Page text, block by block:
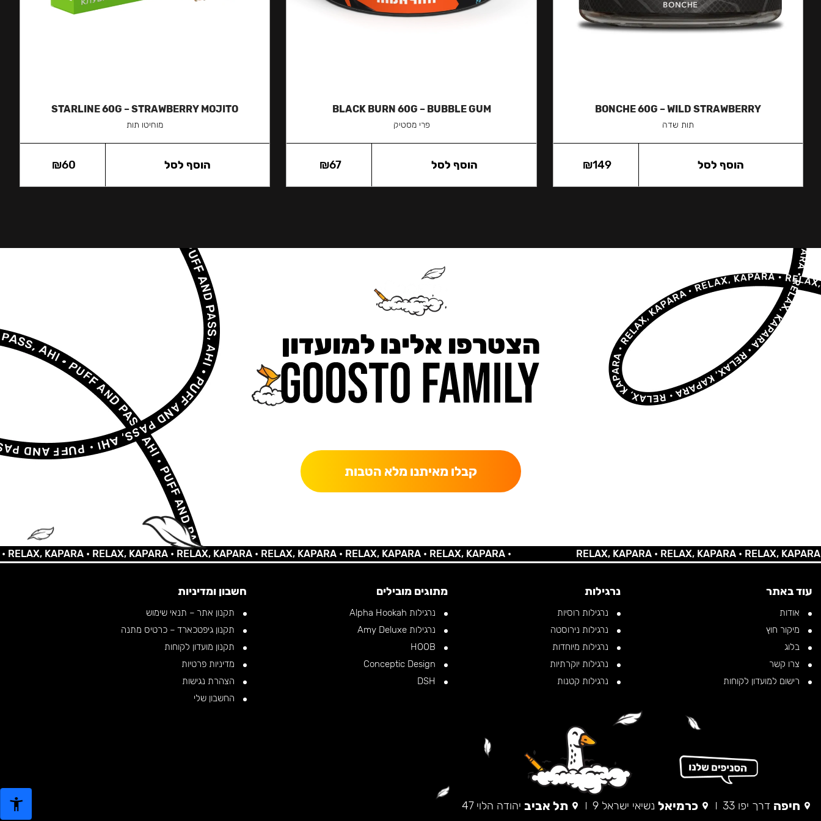
BONCHE 60G – WILD STRAWBERRY
תות שדה
₪149 הוסף לסל
BLACK BURN 60G – BUBBLE GUM
פרי מסטיק
₪67 הוסף לסל
STARLINE 60G – STRAWBERRY MOJITO
מוחיטו תות
₪60 הוסף לסל
הצטרפו אלינו למועדון
קבלו מאיתנו מלא הטבות
KAPARA •RELAX, KAPARA •RELAX, KAPARA •RELAX, KAPARA •RELAX, KAPARA •RELAX, KAPARA • RELAX, KAPARA •RELAX, KAPARA •RELAX, KAPARA •
עוד באתר
אודות
מיקור חוץ
בלוג
צרו קשר
רישום למועדון לקוחות
נרגילות
נרגילות רוסיות
נרגילות נירוסטה
נרגילות מיוחדות
נרגילות יוקרתיות
נרגילות קטנות
מתוגים מובילים
נרגילות Alpha Hookah
נרגילות Amy Deluxe
חשבון ומדיניות
תקנון אתר – תנאי שימוש
תקנון גיפטכארד – כרטיס מתנה
תקנון מועדון לקוחות
מדיניות פרטיות
הצהרת נגישות
החשבון שלי
חיפה דרך יפו 33 כרמיאל נשיאי ישראל 9 תל אביב יהודה הלוי 47